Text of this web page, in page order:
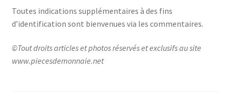
Toutes indications supplémentaires à des fins
d’identification sont bienvenues via les commentaires.
©Tout droits articles et photos réservés et exclusifs au site
www.piecesdemonnaie.net